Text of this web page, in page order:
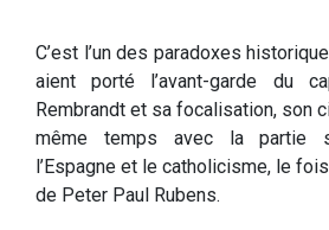
C’est l’un des paradoxes
aient porté l’avant-garde du
Rembrandt et sa focalisation, son
même temps avec la partie
l’Espagne et le catholicisme, le
de Peter Paul Rubens.